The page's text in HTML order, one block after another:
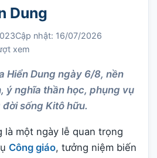
Dung
Cập nhật: 16/07/2026
xem
Hiển Dung ngày 6/8, nền
ý nghĩa thần học, phụng vụ
sống Kitô hữu.
là một ngày lễ quan trọng
Công giáo, tưởng niệm biến